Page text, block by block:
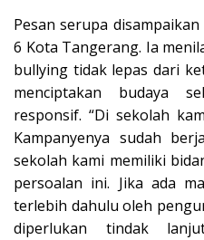
Pesan serupa disampaikan
6 Kota Tangerang. Ia
bullying tidak lepas dari
menciptakan budaya
responsif. “Di sekolah
Kampanyenya sudah
sekolah kami memiliki
persoalan ini. Jika ada
terlebih dahulu oleh
diperlukan tindak